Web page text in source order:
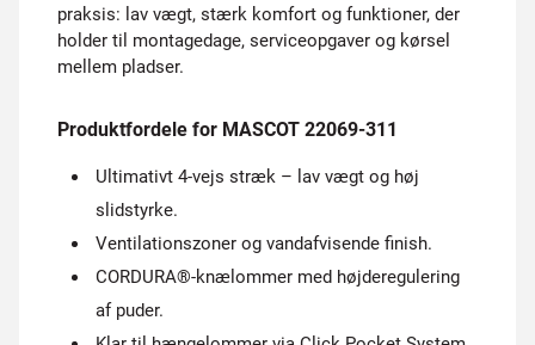
praksis: lav vægt, stærk komfort og funktioner, der
holder til montagedage, serviceopgaver og kørsel
mellem pladser.
Produktfordele for MASCOT 22069-311
Ultimativt 4-vejs stræk – lav vægt og høj
slidstyrke.
Ventilationszoner og vandafvisende finish.
CORDURA®-knælommer med højderegulering
af puder.